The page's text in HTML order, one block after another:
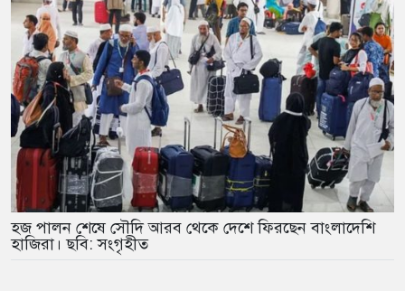
হজ পালন শেষে সৌদি আরব থেকে দেশে ফিরছেন বাংলাদেশি
হাজিরা। ছবি: সংগৃহীত